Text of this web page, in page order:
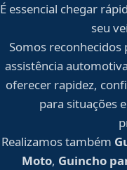
É essencial chegar
seu
Somos
assistência
oferecer rapidez,
para situações
Realizamos também
Moto, Guincho